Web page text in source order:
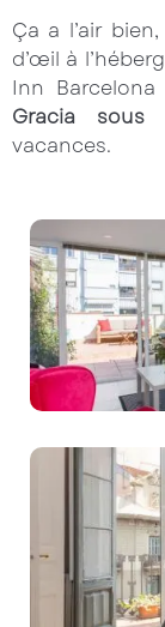
Ça a l’air
d’œil à
Inn
Gracia
vacances.